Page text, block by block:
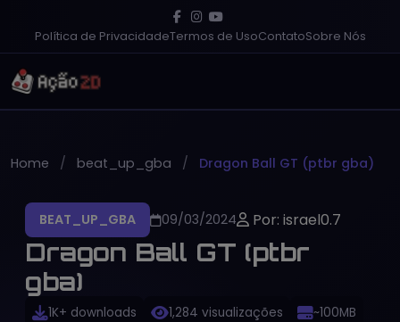
Política de PrivacidadeTermos de UsoContatoSobre Nós
Home beat_up_gba Dragon Ball GT (ptbr gba)
BEAT_UP_GBA 09/03/2024 Por: israel0.7
Dragon Ball GT (ptbr
gba)
1K+ downloads 1,284 visualizações ~100MB